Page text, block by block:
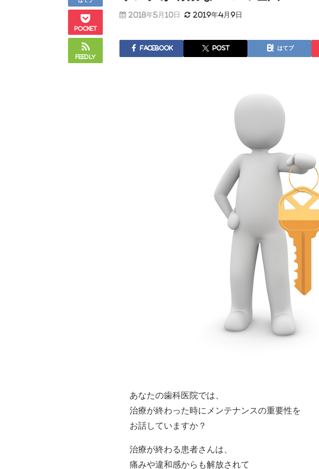
Pocket
Feedly
2018年5月10日 2019年4月9日
Facebook post はてブ
あなたの歯科医院では、
治療が終わった時にメンテナンスの重要性を
お話していますか？
治療が終わる患者さんは、
痛みや違和感からも解放されて